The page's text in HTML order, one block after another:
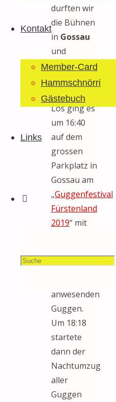
Kontakt
Member-Card
Hammschnörri
Gästebuch
Links
Suche
Suchen
durften wir
die Bühnen
in Gossau
und
Waldstatt
in Beschlag
nehmen.
Los ging es
um 16:40
auf dem
grossen
Parkplatz in
Gossau am
„Guggenfestival
Fürstenland
2019“ mit
Konzert
anwesenden
Guggen.
Um 18:18
startete
dann der
Nachtumzug
aller
Guggen